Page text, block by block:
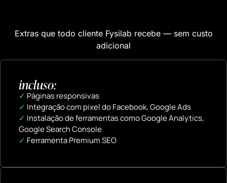
Extras que todo cliente Fysilab recebe — sem custo
adicional
incluso:
✓ Páginas responsivas
✓ Integração com pixel do Facebook, Google Ads
✓ Instalação de ferramentas como Google Analytics,
Google Search Console
✓ Ferramenta Premium SEO